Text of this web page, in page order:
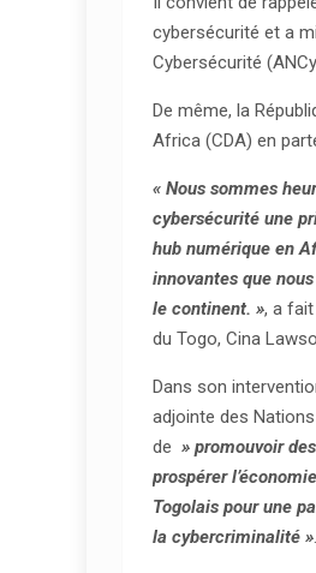
cybersécurité et a
Cybersécurité
De même, la
Africa (CDA) en
« Nous sommes
cybersécurité une
hub numérique en
innovantes que
le continent. », a
du Togo, Cina
Dans son
adjointe des
de » promouvoir
prospérer
Togolais pour une
la cybercriminalité ».